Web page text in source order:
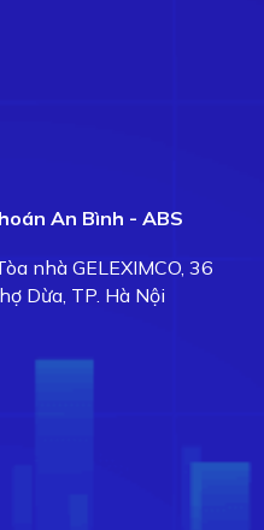
An Bình - ABS
nhà GELEXIMCO, 36
Dừa, TP. Hà Nội